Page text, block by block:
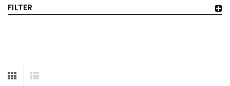
FILTER